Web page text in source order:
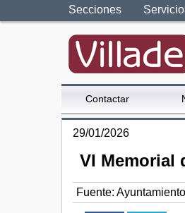
Secciones
Contactar
29/01/2026
VI Memorial
Fuente: